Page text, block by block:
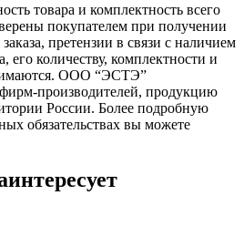
товара и комплектность всего
покупателем при получении
претензии в связи с наличием
его количеству, комплектности и
ООО “ЭСТЭ”
производителей, продукцию
России. Более подробную
обязательствах вы можете